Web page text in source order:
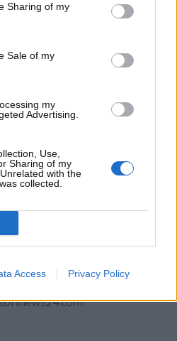
Sharing of my
Sale of my
my
Advertising.
Use,
Sharing of my
with the
collected.
Access Privacy Policy
oscurati. Occorre, però,
ben descritte ed
non commettere mai questa